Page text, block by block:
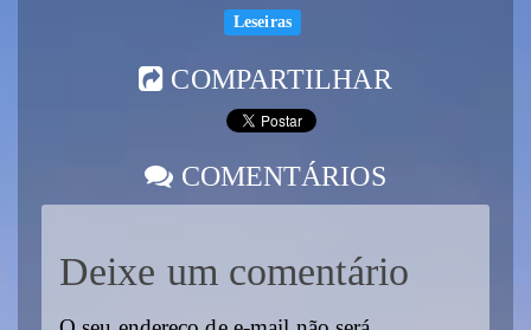
Leseiras
COMPARTILHAR
COMENTÁRIOS
Deixe um comentário